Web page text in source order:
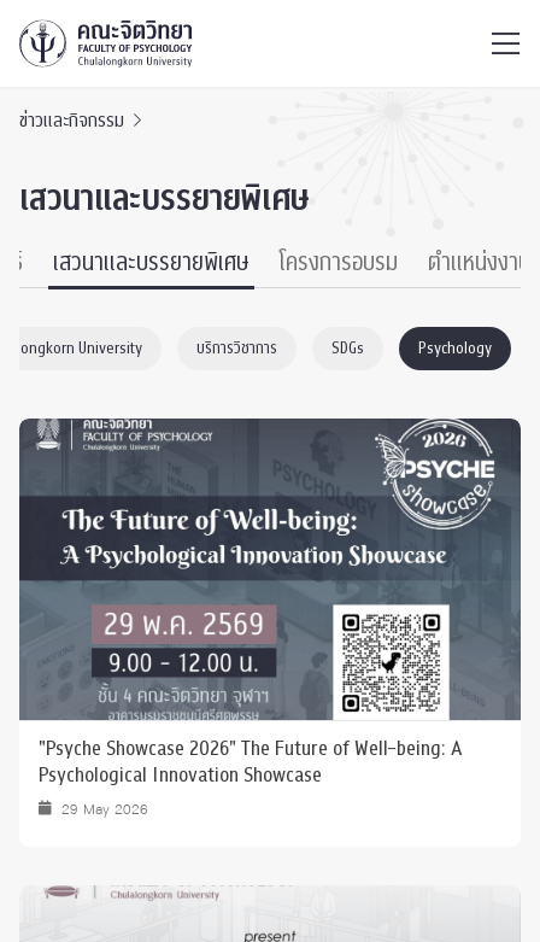
ข่าวและกิจกรรม
เสวนาและบรรยายพิเศษ
ธ์ เสวนาและบรรยายพิเศษ โครงการอบรม ตำแหน่งงาน
University บริการวิชาการ SDGs Psychology
"Psyche Showcase 2026" The Future of Well-being: A
Psychological Innovation Showcase
29 May 2026